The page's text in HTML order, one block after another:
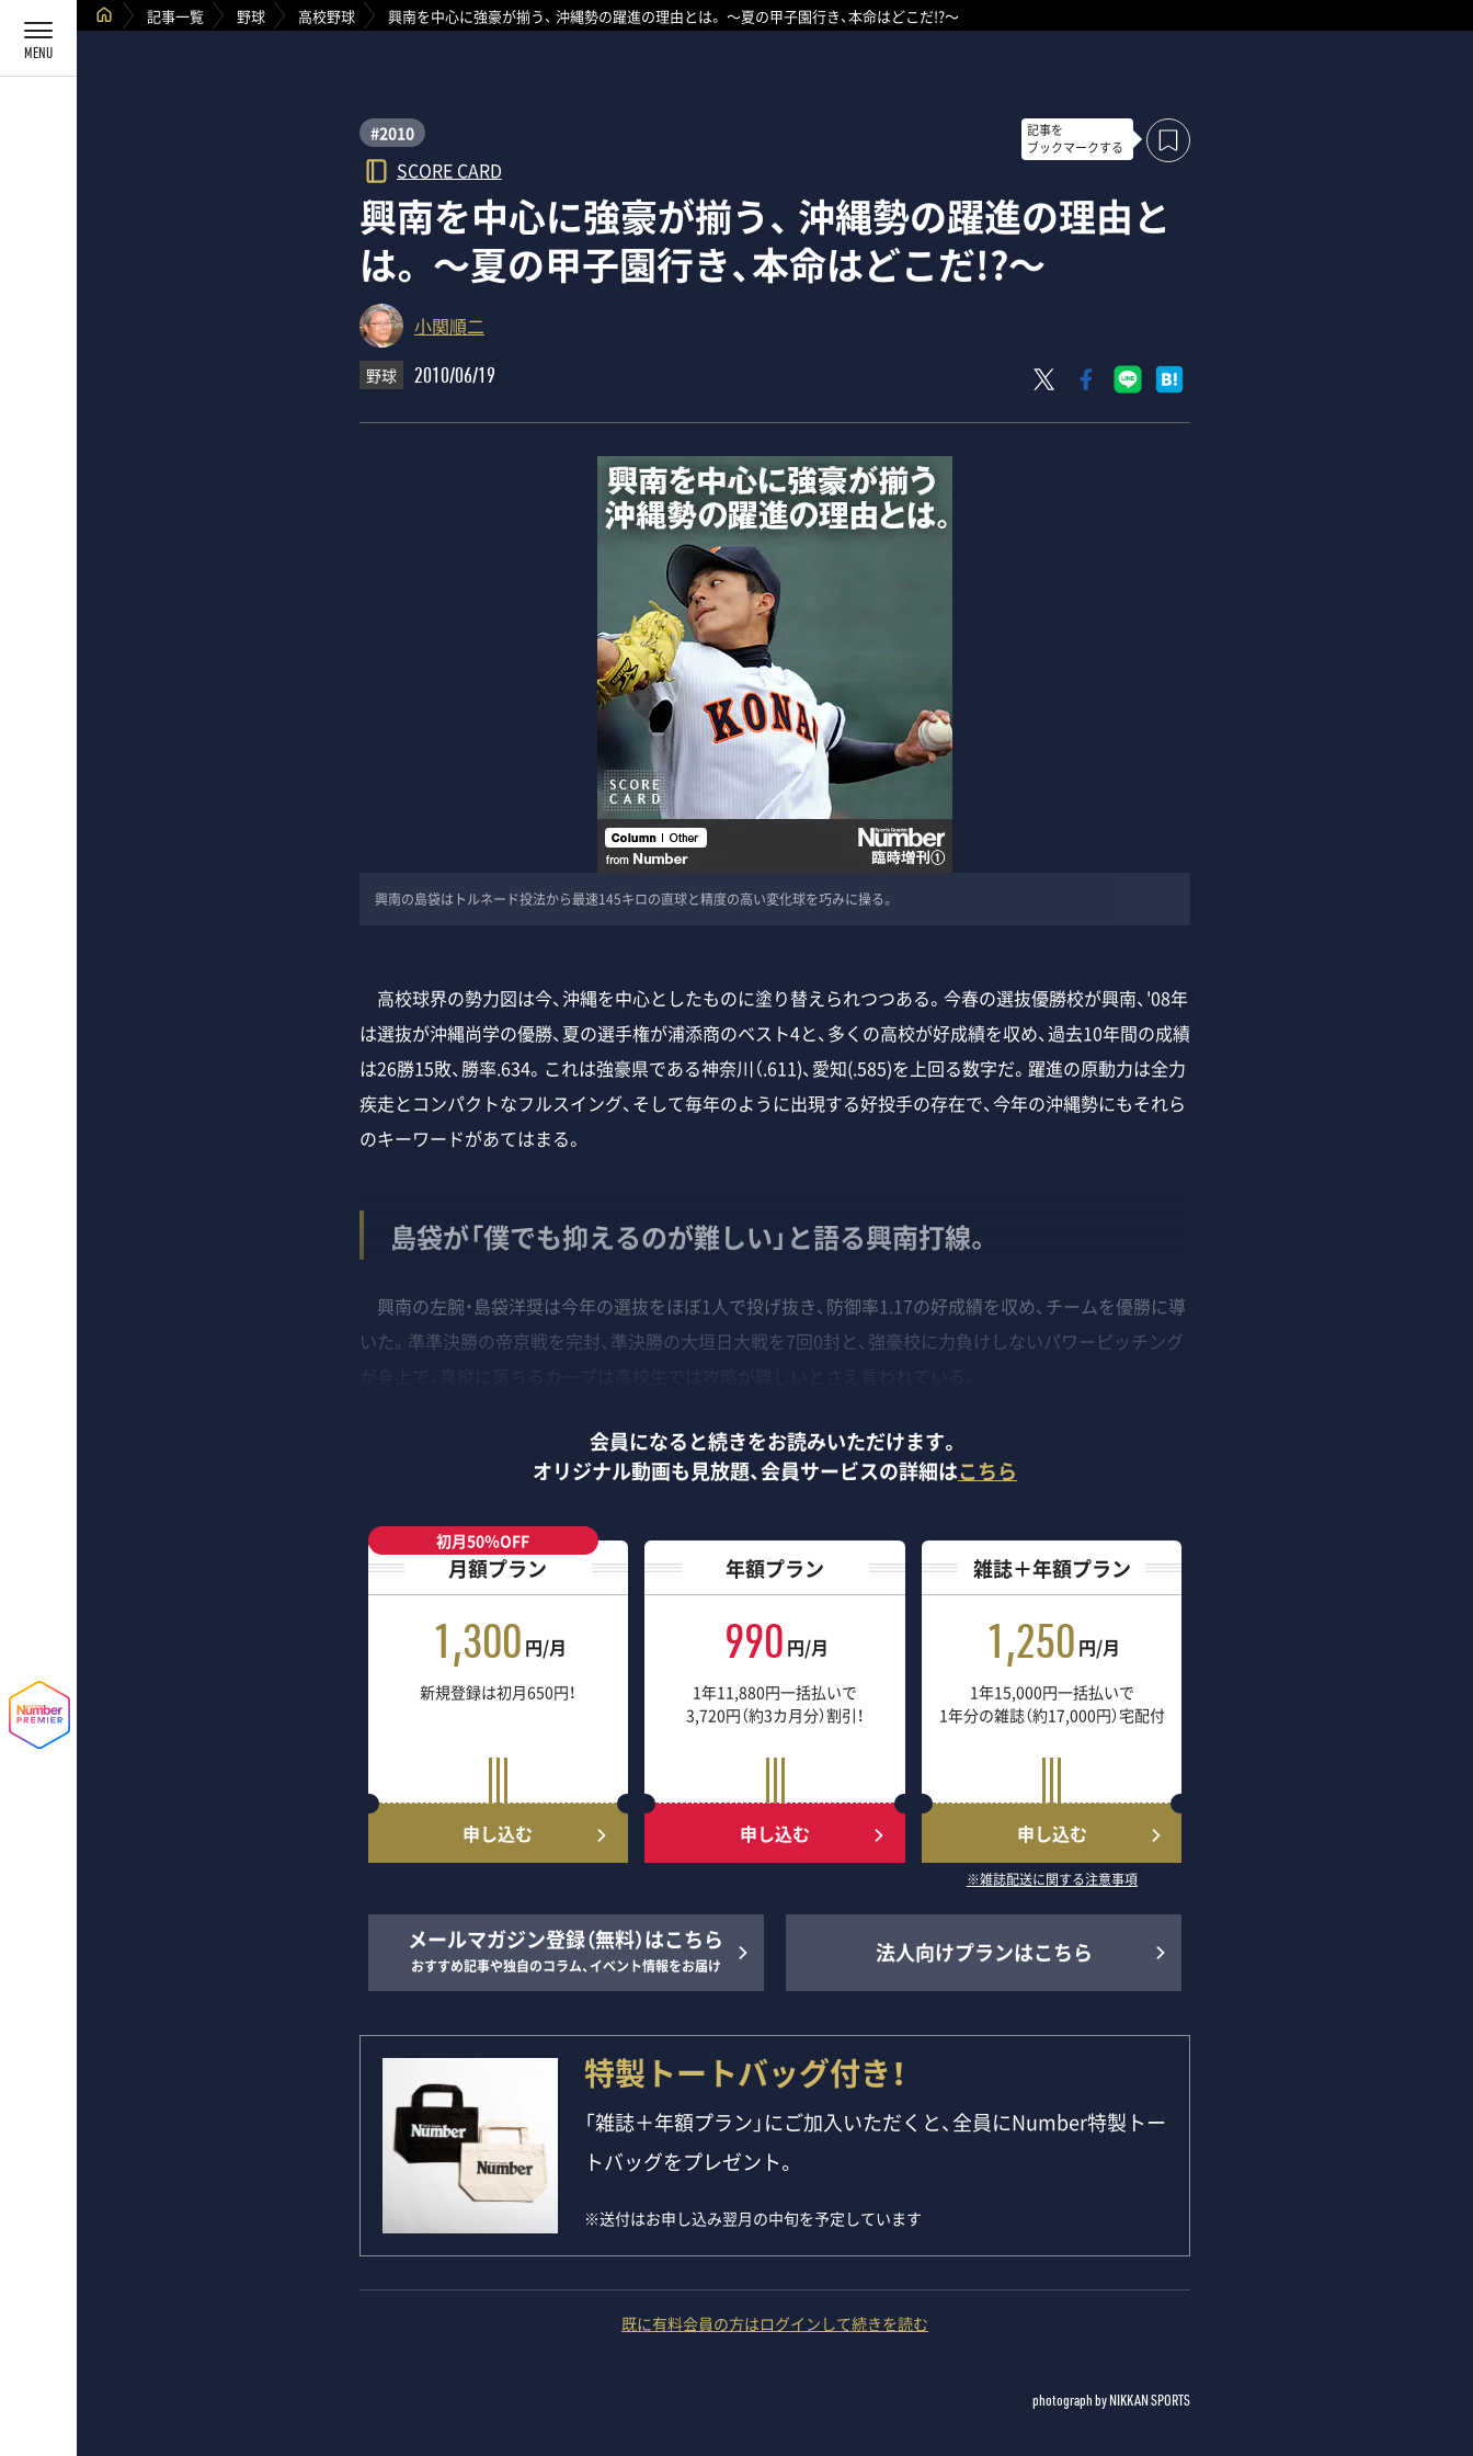
記事一覧 野球 高校野球 興南を中心に強豪が揃う、 沖縄勢の躍進の理由とは。 ～夏の甲子園行き、本命はどこだ!?～
#2010
SCORE CARD
記事を
ブックマークする
興南を中心に強豪が揃う、 沖縄勢の躍進の理由と
は。 ～夏の甲子園行き、本命はどこだ!?～
小関順二
野球 2010/06/19
興南の島袋はトルネード投法から最速145キロの直球と精度の高い変化球を巧みに操る。
高校球界の勢力図は今、沖縄を中心としたものに塗り替えられつつある。今春の選抜優勝校が興南、'08年
は選抜が沖縄尚学の優勝、夏の選手権が浦添商のベスト4と、多くの高校が好成績を収め、過去10年間の成績
は26勝15敗、勝率.634。これは強豪県である神奈川（.611)、愛知(.585)を上回る数字だ。躍進の原動力は全力
疾走とコンパクトなフルスイング、そして毎年のように出現する好投手の存在で、今年の沖縄勢にもそれら
のキーワードがあてはまる。
島袋が「僕でも抑えるのが難しい」と語る興南打線。
興南の左腕・島袋洋奨は今年の選抜をほぼ1人で投げ抜き、防御率1.17の好成績を収め、チームを優勝に導
いた。準準決勝の帝京戦を完封、準決勝の大垣日大戦を7回0封と、強豪校に力負けしないパワーピッチング
会員になると続きをお読みいただけます。
オリジナル動画も見放題、会員サービスの詳細はこちら
初月50％OFF
月額プラン
1,300 円/月
新規登録は初月650円！
申し込む
年額プラン
990 円/月
1年11,880円一括払いで
3,720円（約3カ月分）割引！
申し込む
雑誌＋年額プラン
1,250 円/月
1年15,000円一括払いで
1年分の雑誌（約17,000円）宅配付
申し込む
※雑誌配送に関する注意事項
メールマガジン登録（無料）はこちら
おすすめ記事や独自のコラム、イベント情報をお届け 法人向けプランはこちら
特製トートバッグ付き！
「雑誌＋年額プラン」にご加入いただくと、全員にNumber特製トー
トバッグをプレゼント。
※送付はお申し込み翌月の中旬を予定しています
既に有料会員の方はログインして続きを読む
photograph by NIKKAN SPORTS